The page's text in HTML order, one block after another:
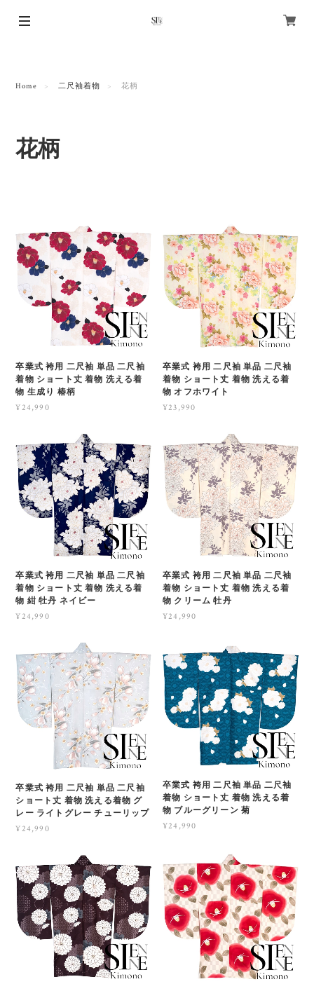
Home 二尺袖着物 花柄
花柄
卒業式 袴用 二尺袖 単品 二尺袖
着物 ショート丈 着物 洗える着
物 生成り 椿柄
¥24,990
卒業式 袴用 二尺袖 単品 二尺袖
着物 ショート丈 着物 洗える着
物 オフホワイト
¥23,990
卒業式 袴用 二尺袖 単品 二尺袖
着物 ショート丈 着物 洗える着
物 紺 牡丹 ネイビー
¥24,990
卒業式 袴用 二尺袖 単品 二尺袖
着物 ショート丈 着物 洗える着
物 クリーム 牡丹
¥24,990
卒業式 袴用 二尺袖 単品 二尺袖
ショート丈 着物 洗える着物 グ
レー ライトグレー チューリップ
¥24,990
卒業式 袴用 二尺袖 単品 二尺袖
着物 ショート丈 着物 洗える着
物 ブルーグリーン 菊
¥24,990